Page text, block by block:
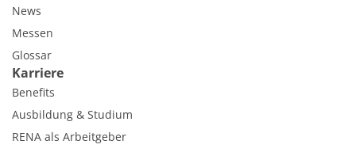
News
Messen
Glossar
Karriere
Benefits
Ausbildung & Studium
RENA als Arbeitgeber